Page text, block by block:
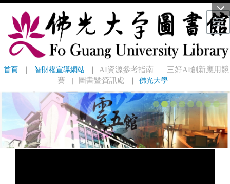
首頁 ｜ 智財權宣導網站 ｜ AI資源參考指南
三好AI創新應用競
賽
圖書暨資訊處 ｜ 佛光大學